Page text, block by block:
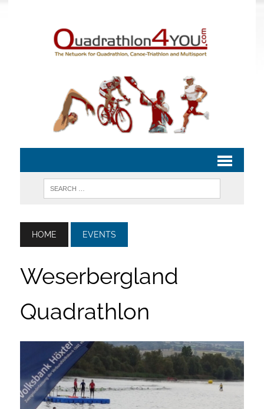
HOME EVENTS
Weserbergland
Quadrathlon